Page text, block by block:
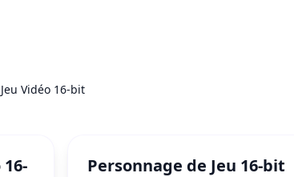
Vidéo 16-bit
Personnage de Jeu 16-bit